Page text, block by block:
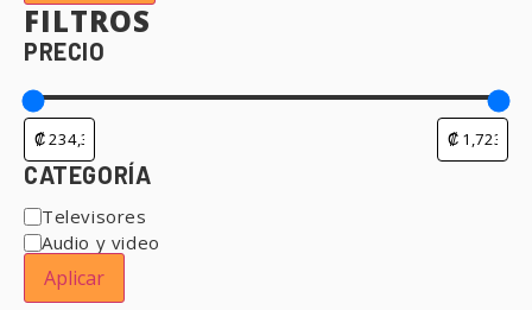
FILTROS
PRECIO
CATEGORÍA
Televisores
Audio y video
Aplicar